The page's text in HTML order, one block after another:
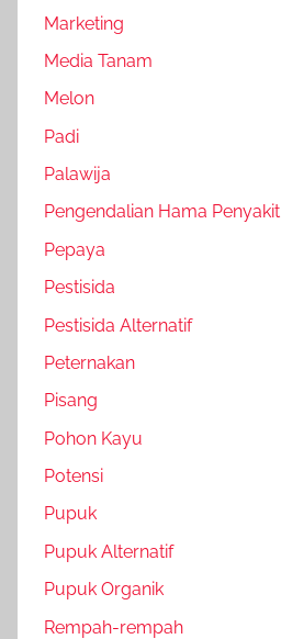
Marketing
Media Tanam
Melon
Padi
Palawija
Pengendalian Hama Penyakit
Pepaya
Pestisida
Pestisida Alternatif
Peternakan
Pisang
Pohon Kayu
Potensi
Pupuk
Pupuk Alternatif
Pupuk Organik
Rempah-rempah